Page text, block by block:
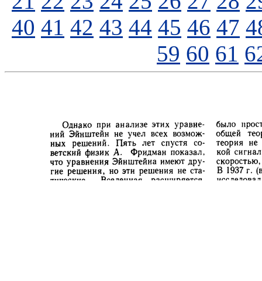
40 41 42 43 44 45 46 47
59 60 61